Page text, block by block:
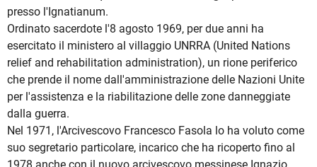
presso l'Ignatianum.
Ordinato sacerdote l'8 agosto 1969, per due anni ha
esercitato il ministero al villaggio UNRRA (United Nations
relief and rehabilitation administration), un rione periferico
che prende il nome dall'amministrazione delle Nazioni Unite
per l'assistenza e la riabilitazione delle zone danneggiate
dalla guerra.
Nel 1971, l'Arcivescovo Francesco Fasola lo ha voluto come
suo segretario particolare, incarico che ha ricoperto fino al